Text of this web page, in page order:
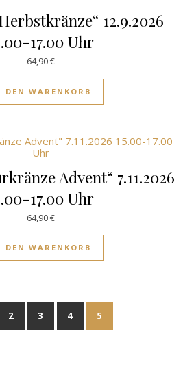
12.9.2026
17.00 Uhr
64,90€
DEN WARENKORB
Advent“ 7.11.2026
17.00 Uhr
64,90€
DEN WARENKORB
2 3 4 5